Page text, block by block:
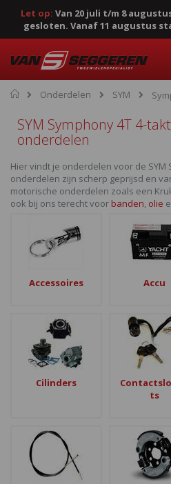
Let op: Van 20 juli t/m 8
gesloten. Vanaf 11 augustus
naar
de
inhoud
Home
Onderdelen SYM
SYM Symphony 4T 4-
onderdelen
Hier vindt je onderdelen voor de SYM
onderdelen zijn scherp geprijsd en
motorische onderdelen zoals een
ook bij ons terecht voor banden, olie
Accessoires Accu
Cilinders
ts